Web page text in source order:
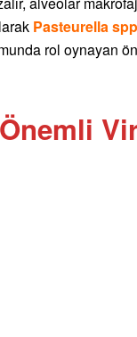
Pasteurella
rol oynayan